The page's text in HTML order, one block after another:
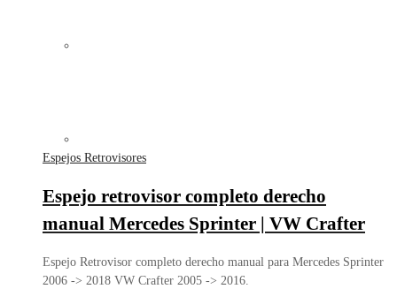
Espejos Retrovisores
Espejo retrovisor completo derecho
manual Mercedes Sprinter | VW Crafter
Espejo Retrovisor completo derecho manual para Mercedes Sprinter
2006 -> 2018 VW Crafter 2005 -> 2016.